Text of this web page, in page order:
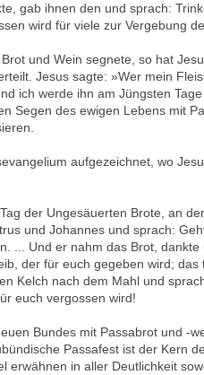
gab ihnen den und sprach:
wird für viele zur Vergebung
und Wein segnete, so hat
Jesus sagte: »Wer mein
ich werde ihn am Jüngsten
Segen des ewigen Lebens mit
aufgezeichnet, wo
der Ungesäuerten Brote, an
und Johannes und sprach:
... Und er nahm das Brot, dankte
der für euch gegeben wird; das
Kelch nach dem Mahl und
euch vergossen wird!
Bundes mit Passabrot und -
Passafest ist der Kern
erwähnen in aller Deutlichkeit